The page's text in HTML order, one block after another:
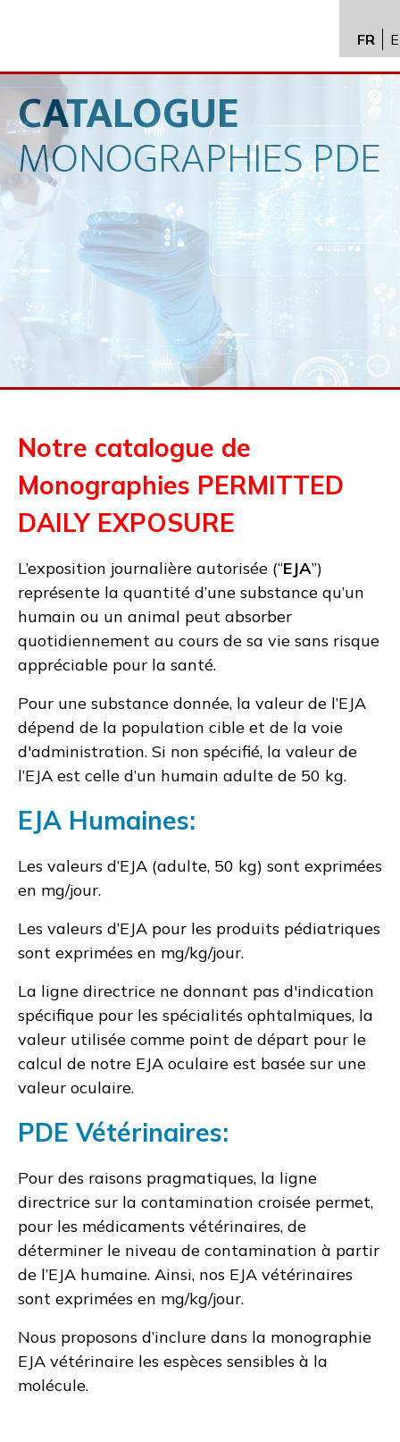
API
FR
CATALOGUE
MONOGRAPHIESPDE
Notre catalogue de
Monographies PERMITTED
DAILY EXPOSURE
L’exposition journalière autorisée (“EJA”)
représente la quantité d’une substance qu’un
humain ou un animal peut absorber
quotidiennement au cours de sa vie sans risque
appréciable pour la santé.
Pour une substance donnée, la valeur de l’EJA
dépend de la population cible et de la voie
d'administration. Si non spécifié, la valeur de
l’EJA est celle d’un humain adulte de 50 kg.
EJA Humaines:
Les valeurs d’EJA (adulte, 50 kg) sont exprimées
en mg/jour.
Les valeurs d’EJA pour les produits pédiatriques
sont exprimées en mg/kg/jour.
La ligne directrice ne donnant pas d'indication
spécifique pour les spécialités ophtalmiques, la
valeur utilisée comme point de départ pour le
calcul de notre EJA oculaire est basée sur une
valeur oculaire.
PDE Vétérinaires:
Pour des raisons pragmatiques, la ligne
directrice sur la contamination croisée permet,
pour les médicaments vétérinaires, de
déterminer le niveau de contamination à partir
de l’EJA humaine. Ainsi, nos EJA vétérinaires
sont exprimées en mg/kg/jour.
Nous proposons d’inclure dans la monographie
EJA vétérinaire les espèces sensibles à la
molécule.